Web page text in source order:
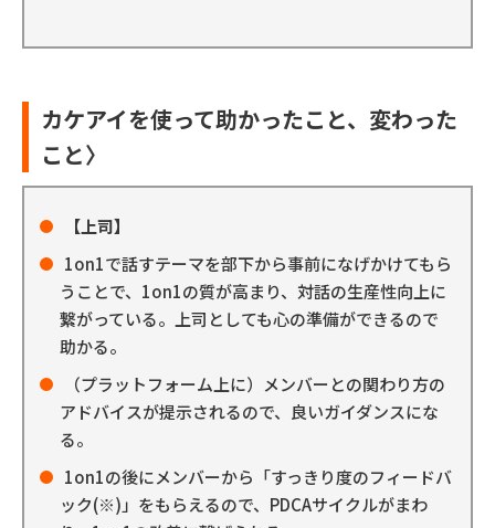
カケアイを使って助かったこと、変わった
こと〉
【上司】
1on1で話すテーマを部下から事前になげかけてもら
うことで、1on1の質が高まり、対話の生産性向上に
繋がっている。上司としても心の準備ができるので
助かる。
（プラットフォーム上に）メンバーとの関わり方の
アドバイスが提示されるので、良いガイダンスにな
る。
1on1の後にメンバーから「すっきり度のフィードバ
ック(※)」をもらえるので、PDCAサイクルがまわ